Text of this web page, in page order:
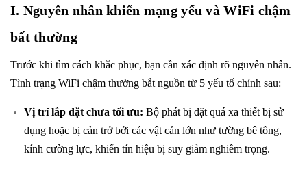
I. Nguyên nhân khiến mạng yếu và WiFi chậm
bất thường
Trước khi tìm cách khắc phục, bạn cần xác định rõ nguyên nhân.
Tình trạng WiFi chậm thường bắt nguồn từ 5 yếu tố chính sau:
Vị trí lắp đặt chưa tối ưu: Bộ phát bị đặt quá xa thiết bị sử
dụng hoặc bị cản trở bởi các vật cản lớn như tường bê tông,
kính cường lực, khiến tín hiệu bị suy giảm nghiêm trọng.